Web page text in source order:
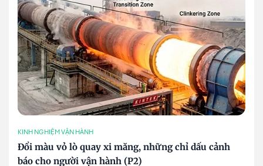
KINH NGHIỆM VẬN HÀNH
Đổi màu vỏ lò quay xi măng, những chỉ dấu cảnh
báo cho người vận hành (P2)